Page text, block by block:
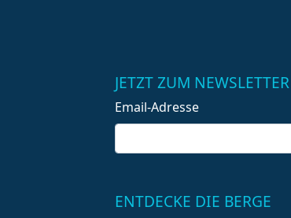
JETZT ZUM
Email-Adresse
ENTDECKE DIE BERGE